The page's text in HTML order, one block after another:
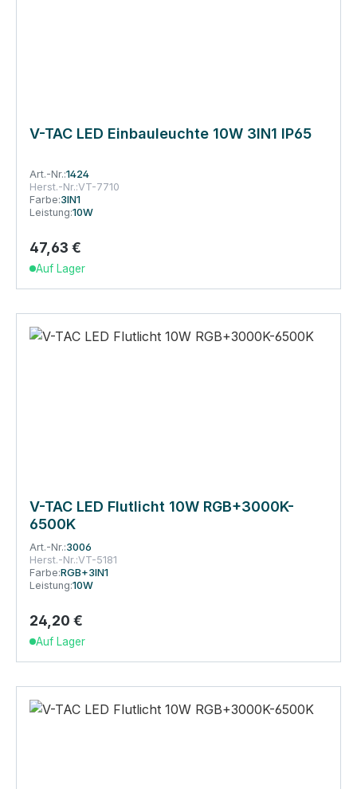
V-TAC LED Einbauleuchte 10W 3IN1 IP65
Art.-Nr.:1424
Herst.-Nr.:VT-7710
Farbe:3IN1
Leistung:10W
Regulärer Preis:
47,63 €
Auf Lager
V-TAC LED Flutlicht 10W RGB+3000K-
6500K
Art.-Nr.:3006
Herst.-Nr.:VT-5181
Farbe:RGB+3IN1
Leistung:10W
Regulärer Preis:
24,20 €
Auf Lager